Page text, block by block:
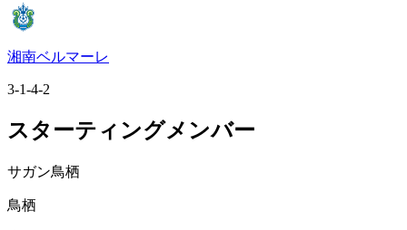
湘南ベルマーレ
3-1-4-2
スターティングメンバー
サガン鳥栖
鳥栖